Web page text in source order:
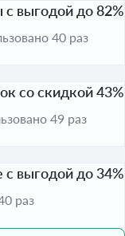
выгодой до 82%
40 раз
со скидкой 43%
49 раз
выгодой до 34%
раз